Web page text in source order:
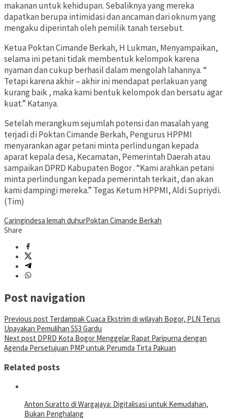
makanan untuk kehidupan. Sebaliknya yang mereka
dapatkan berupa intimidasi dan ancaman dari oknum yang
mengaku diperintah oleh pemilik tanah tersebut.
Ketua Poktan Cimande Berkah, H Lukman, Menyampaikan,
selama ini petani tidak membentuk kelompok karena
nyaman dan cukup berhasil dalam mengolah lahannya. “
Tetapi karena akhir – akhir ini mendapat perlakuan yang
kurang baik , maka kami bentuk kelompok dan bersatu agar
kuat.” Katanya.
Setelah merangkum sejumlah potensi dan masalah yang
terjadi di Poktan Cimande Berkah, Pengurus HPPMI
menyarankan agar petani minta perlindungan kepada
aparat kepala desa, Kecamatan, Pemerintah Daerah atau
sampaikan DPRD Kabupaten Bogor . “Kami arahkan petani
minta perlindungan kepada pemerintah terkait, dan akan
kami dampingi mereka.” Tegas Ketum HPPMI, Aldi Supriydi.
(Tim)
Caringindesa lemah duhurPoktan Cimande Berkah
Share
Post navigation
Previous post Terdampak Cuaca Ekstrim di wilayah Bogor, PLN Terus
Upayakan Pemulihan 553 Gardu
Next post DPRD Kota Bogor Menggelar Rapat Paripurna dengan
Agenda Persetujuan PMP untuk Perumda Tirta Pakuan
Related posts
Anton Suratto di Wargajaya: Digitalisasi untuk Kemudahan,
Bukan Penghalang